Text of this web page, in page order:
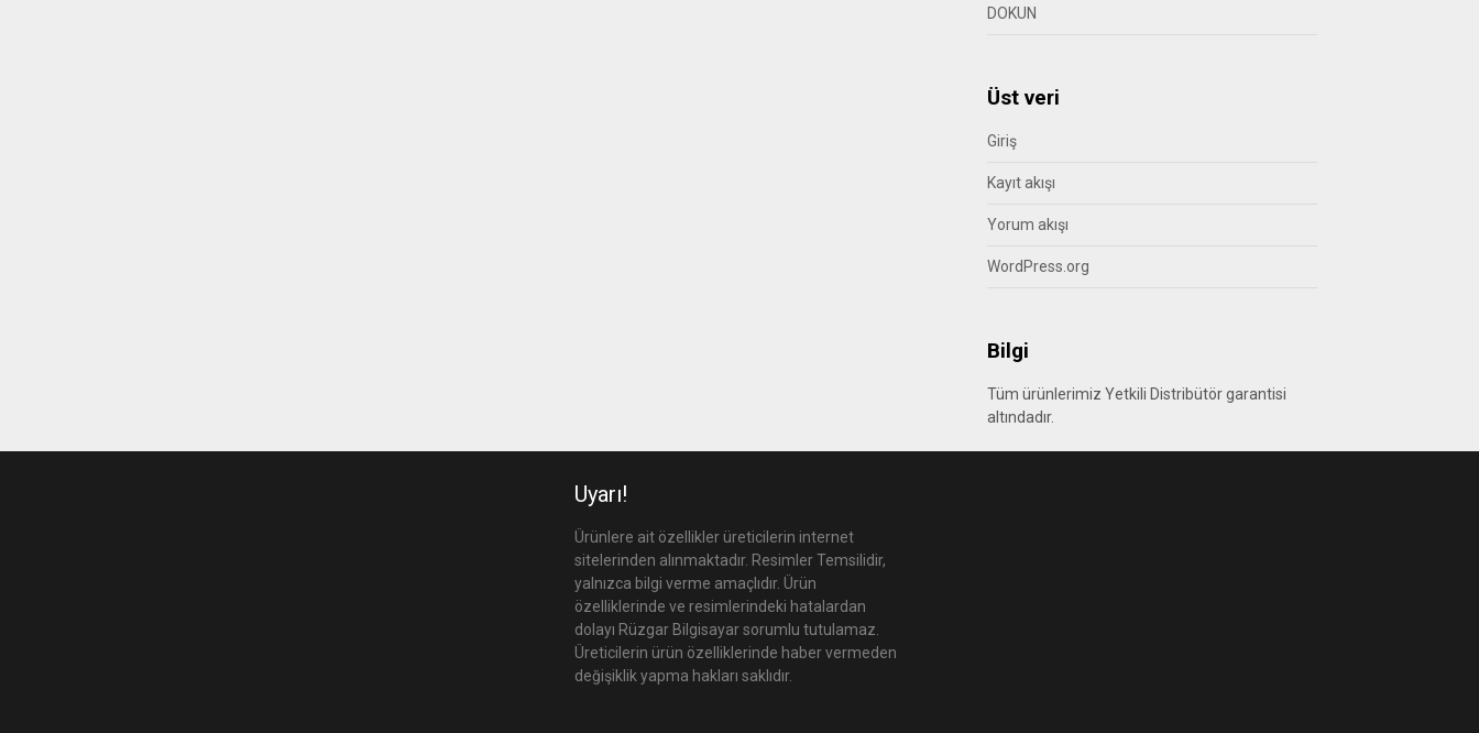
DOKUN
Üst veri
Giriş
Kayıt akışı
Yorum akışı
WordPress.org
Bilgi
Tüm ürünlerimiz Yetkili Distribütör garantisi
altındadır.
Uyarı!
Ürünlere ait özellikler üreticilerin internet
sitelerinden alınmaktadır. Resimler Temsilidir,
yalnızca bilgi verme amaçlıdır. Ürün
özelliklerinde ve resimlerindeki hatalardan
dolayı Rüzgar Bilgisayar sorumlu tutulamaz.
Üreticilerin ürün özelliklerinde haber vermeden
değişiklik yapma hakları saklıdır.